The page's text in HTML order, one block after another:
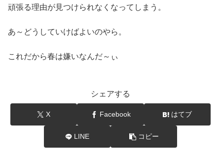
頑張る理由が見つけられなくなってしまう。
あ～どうしていけばよいのやら。
これだから春は嫌いなんだ～ぃ
シェアする
X Facebook はてブ
LINE コピー